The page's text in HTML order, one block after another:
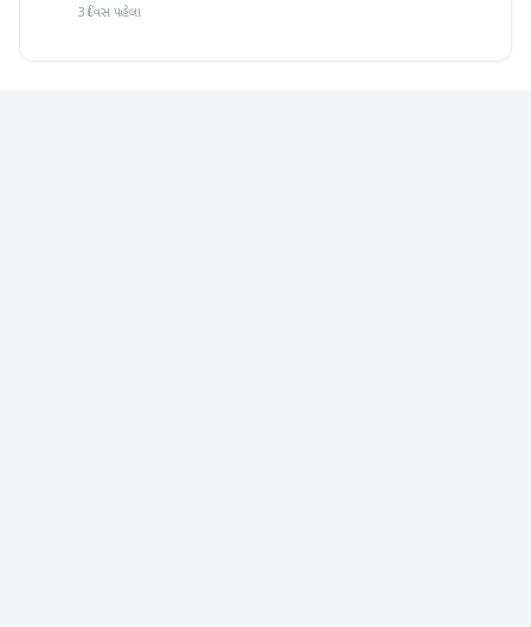
3 દિવસ પહેલા